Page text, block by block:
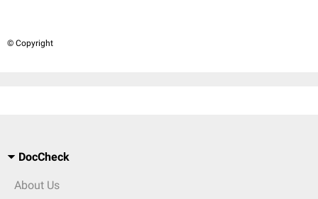
© Copyright
DocCheck
About Us